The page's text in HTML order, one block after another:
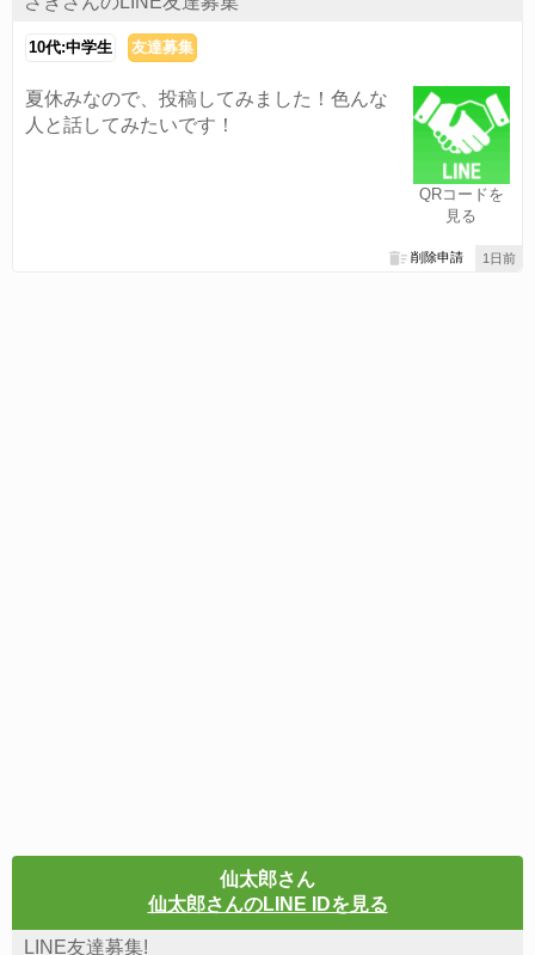
10代:中学生 友達募集
QRコードを
見る
夏休みなので、投稿してみました！色んな
人と話してみたいです！
1日前
削除申請
仙太郎さん
仙太郎さんのLINE IDを見る
LINE友達募集!